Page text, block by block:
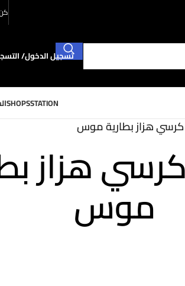
تسجيل الدخول/
SHOPSSTATION
هزاز بطارية موس
هزاز
موس